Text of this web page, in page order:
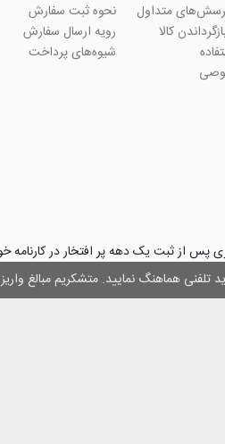
تلفنی هماهنگ نمایید. متشکریم مبالغ
متداول
کالا
نحوه ثبت سفارش
رویه ارسال سفارش
شیوه‌های پرداخت
پس از ثبت یک دهه پر افتخار در کارنامه
چاپ و تبلیغات با تولید مجموعه‌های آسان کارت ۱ -۲ -۳،
برتر، برآن شدند تا با ایجاد نوآوری و